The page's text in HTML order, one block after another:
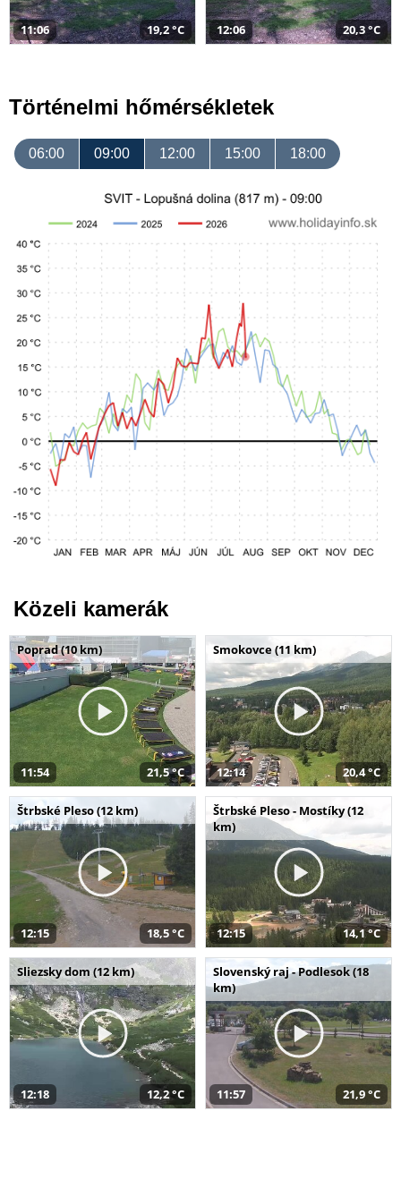
11:06 19,2 °C 12:06 20,3 °C
Történelmi hőmérsékletek
06:00 09:00 12:00 15:00 18:00
Közeli kamerák
Poprad (10 km)
11:54 21,5 °C
Smokovce (11 km)
12:14 20,4 °C
Štrbské Pleso (12 km)
12:15 18,5 °C
Štrbské Pleso - Mostíky (12
km)
12:15 14,1 °C
Sliezsky dom (12 km)
12:18 12,2 °C
Slovenský raj - Podlesok (18
km)
11:57 21,9 °C